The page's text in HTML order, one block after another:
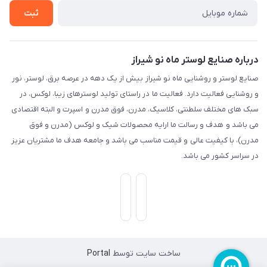
ثبت
درباره صنایع لوستر ماه نو شیراز
صنایع لوستر و روشنایی ماه نو شیراز بیش از یک دهه در عرصه برق، لوستر، نور
و روشنایی فعالیت دارد. فعالیت ما در راستای تولید لوسترهای زیبا، لوکس، در
سبک های مختلف سلطنتی، کلاسیک، مدرن، فوق مدرن و اسپرت و البته اقتصادی
می باشد و هدف و رسالت ما ارایه محصولات شیک و لوکس (مدرن و فوق
مدرن)، با کیفیت عالی و قیمت مناسب می باشد و جامعه هدف ما مشتریان عزیز
در سراسر کشور می باشد.
ساخت سایت توسط Portal